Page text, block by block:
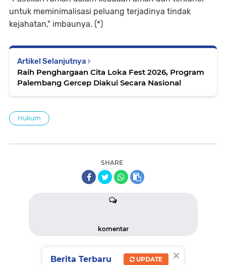
untuk meminimalisasi peluang terjadinya tindak
kejahatan," imbaunya. (*)
Artikel Selanjutnya
Raih Penghargaan Cita Loka Fest 2026, Program
Palembang Gercep Diakui Secara Nasional
Hukum
SHARE
komentar
×
Berita Terbaru UPDATE